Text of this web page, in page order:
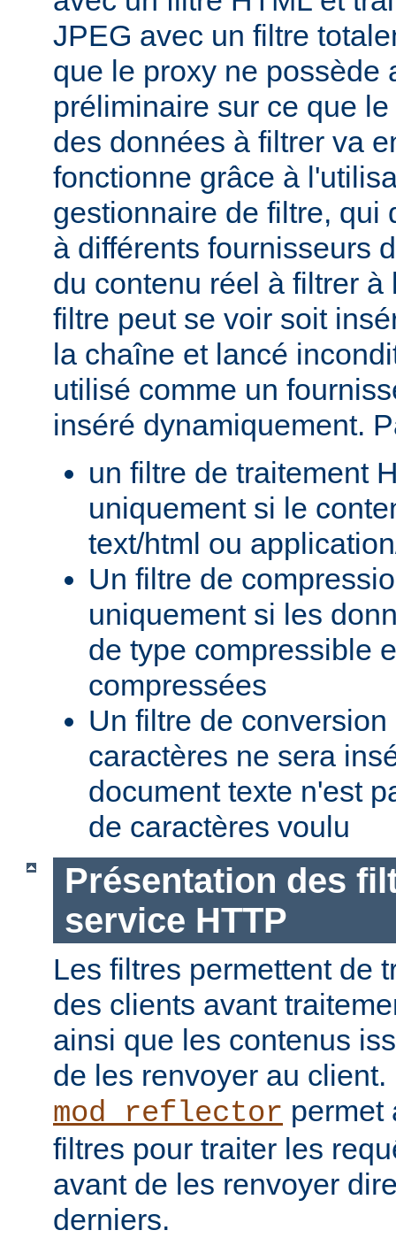
JPEG avec un filtre
que le proxy ne possède
préliminaire sur ce que
des données à filtrer va
fonctionne grâce à
gestionnaire de filtre, qui
à différents fournisseurs
du contenu réel à filtrer à
filtre peut se voir soit
la chaîne et lancé
utilisé comme un
inséré dynamiquement.
un filtre de traitement
uniquement si le
text/html ou
Un filtre de
uniquement si les
de type compressible
compressées
Un filtre de
caractères ne sera
document texte n'est
de caractères voulu
Présentation des
service HTTP
Les filtres permettent de
des clients avant
ainsi que les contenus
de les renvoyer au
mod_reflector permet
filtres pour traiter les
avant de les renvoyer
derniers.